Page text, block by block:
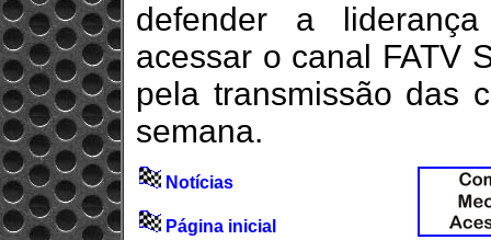
defender a
acessar o canal FATV
pela transmissão das
semana.
Notícias
Página inicial